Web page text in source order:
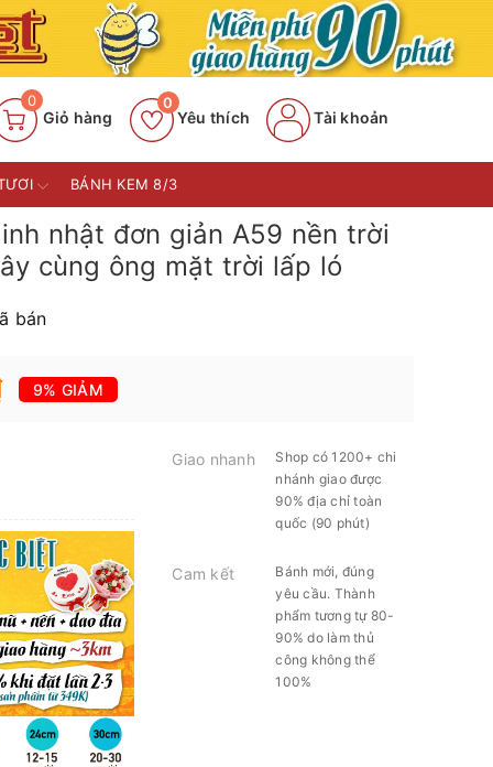
0
Giỏ hàng Yêu thích
0
Tài khoản
BÁNH KEM 8/3
nhật đơn giản A59 nền trời
cùng ông mặt trời lấp ló
bán
9% GIẢM
Giao nhanh
Shop có 1200+ chi
nhánh giao được
90% địa chỉ toàn
quốc (90 phút)
Cam kết
Bánh mới, đúng
yêu cầu. Thành
phẩm tương tự 80-
90% do làm thủ
công không thể
100%